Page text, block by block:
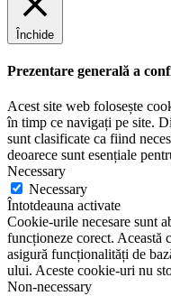
Închide
Prezentare generală a
Acest site web folosește
în timp ce navigați pe site.
sunt clasificate ca fiind
deoarece sunt esențiale
Necessary
Necessary
Întotdeauna activate
Cookie-urile necesare sunt
funcționeze corect. Această
asigură funcționalități de
ului. Aceste cookie-uri nu
Non-necessary